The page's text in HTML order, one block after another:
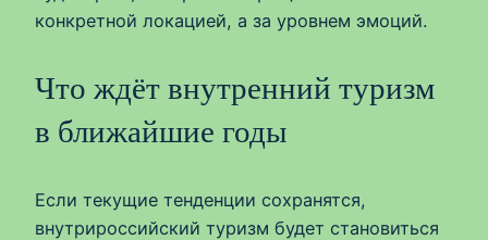
конкретной локацией, а за уровнем эмоций.
Что ждёт внутренний туризм
в ближайшие годы
Если текущие тенденции сохранятся,
внутрироссийский туризм будет становиться